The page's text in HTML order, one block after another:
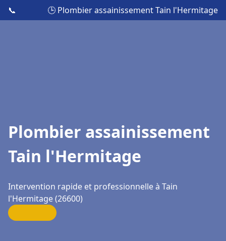
📞 🕒 Plombier assainissement Tain l'Hermitage
Plombier assainissement
Tain l'Hermitage
Intervention rapide et professionnelle à Tain
l'Hermitage (26600)